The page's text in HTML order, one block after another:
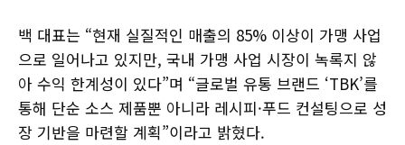
백 대표는 “현재 실질적인 매출의 85% 이상이 가맹 사업
으로 일어나고 있지만, 국내 가맹 사업 시장이 녹록지 않
아 수익 한계성이 있다”며 “글로벌 유통 브랜드 ‘TBK’를
통해 단순 소스 제품뿐 아니라 레시피·푸드 컨설팅으로 성
장 기반을 마련할 계획”이라고 밝혔다.